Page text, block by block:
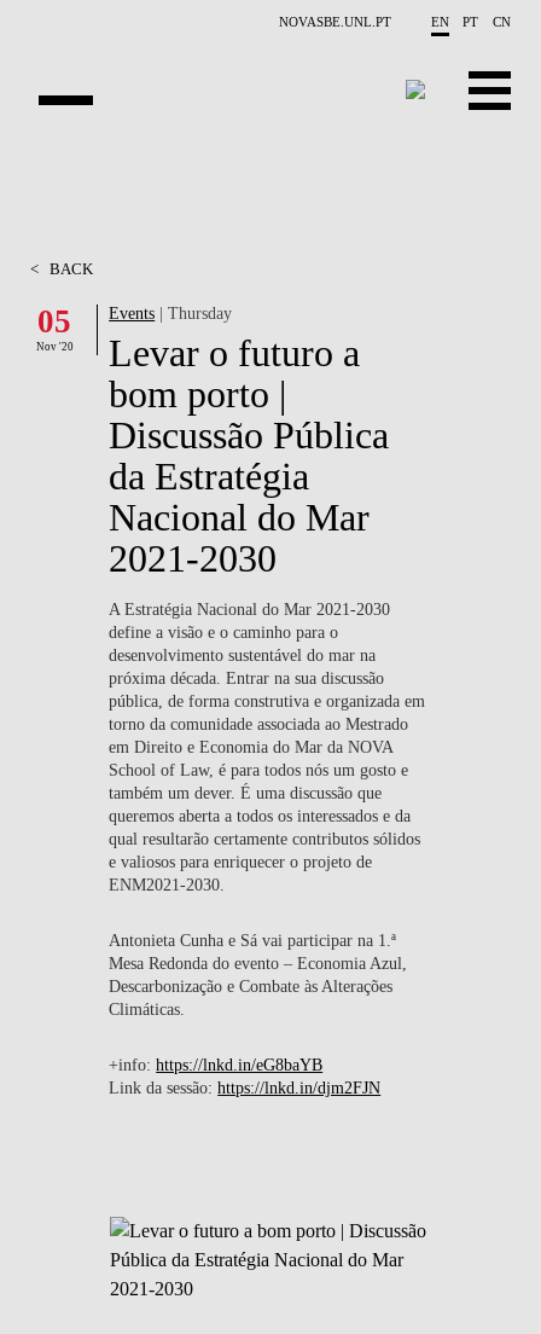
NOVASBE.UNL.PT EN PT CN
NEWS
PROJECTS
< BACK
05
Nov '20
Events | Thursday
Levar o futuro a
bom porto |
Discussão Pública
da Estratégia
Nacional do Mar
2021-2030
A Estratégia Nacional do Mar 2021-2030
define a visão e o caminho para o
desenvolvimento sustentável do mar na
próxima década. Entrar na sua discussão
pública, de forma construtiva e organizada em
torno da comunidade associada ao Mestrado
em Direito e Economia do Mar da NOVA
School of Law, é para todos nós um gosto e
também um dever. É uma discussão que
queremos aberta a todos os interessados e da
qual resultarão certamente contributos sólidos
e valiosos para enriquecer o projeto de
ENM2021-2030.
Antonieta Cunha e Sá vai participar na 1.ª
Mesa Redonda do evento –Economia Azul,
Descarbonização e Combate às Alterações
Climáticas.
+info:https://lnkd.in/eG8baYB
Link da sessão:https://lnkd.in/djm2FJN